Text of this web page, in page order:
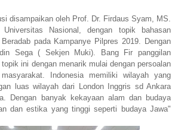
disampaikan oleh Prof. Dr. Firdaus Syam, MS.
Nasional, dengan topik bahasan
pada Kampanye Pilpres 2019. Dengan
Sega ( Sekjen Muki). Bang Fir panggilan
ini dengan menarik mulai dengan persoalan
Indonesia memiliki wilayah yang
luas wilayah dari London Inggris sd Ankara
Dengan banyak kekayaan alam dan budaya
dan estika yang tinggi seperti budaya Jawa"